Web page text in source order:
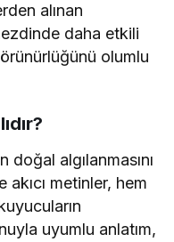
alınan
daha etkili
olumlu
doğal algılanmasını
metinler, hem
uyumlu anlatım,